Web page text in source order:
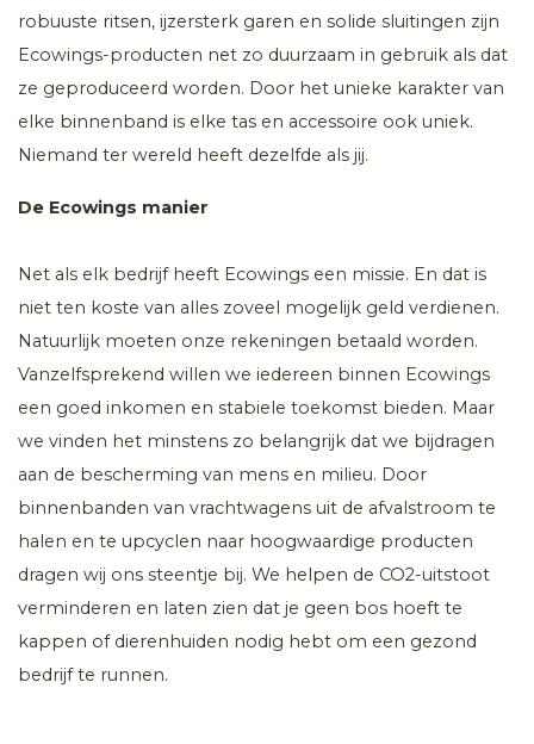
robuuste ritsen, ijzersterk garen en solide sluitingen zijn
Ecowings-producten net zo duurzaam in gebruik als dat
ze geproduceerd worden. Door het unieke karakter van
elke binnenband is elke tas en accessoire ook uniek.
Niemand ter wereld heeft dezelfde als jij.
De Ecowings manier
Net als elk bedrijf heeft Ecowings een missie. En dat is
niet ten koste van alles zoveel mogelijk geld verdienen.
Natuurlijk moeten onze rekeningen betaald worden.
Vanzelfsprekend willen we iedereen binnen Ecowings
een goed inkomen en stabiele toekomst bieden. Maar
we vinden het minstens zo belangrijk dat we bijdragen
aan de bescherming van mens en milieu. Door
binnenbanden van vrachtwagens uit de afvalstroom te
halen en te upcyclen naar hoogwaardige producten
dragen wij ons steentje bij. We helpen de CO2-uitstoot
verminderen en laten zien dat je geen bos hoeft te
kappen of dierenhuiden nodig hebt om een gezond
bedrijf te runnen.